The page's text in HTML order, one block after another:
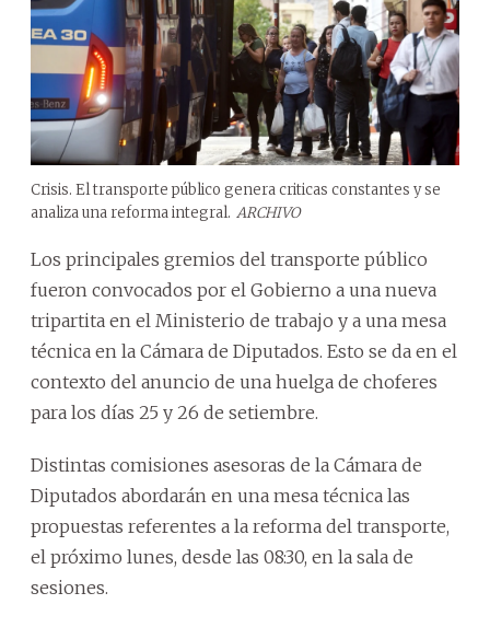
Crisis. El transporte público genera criticas constantes y se
analiza una reforma integral. ARCHIVO
Los principales gremios del transporte público
fueron convocados por el Gobierno a una nueva
tripartita en el Ministerio de trabajo y a una mesa
técnica en la Cámara de Diputados. Esto se da en el
contexto del anuncio de una huelga de choferes
para los días 25 y 26 de setiembre.
Distintas comisiones asesoras de la Cámara de
Diputados abordarán en una mesa técnica las
propuestas referentes a la reforma del transporte,
el próximo lunes, desde las 08:30, en la sala de
sesiones.